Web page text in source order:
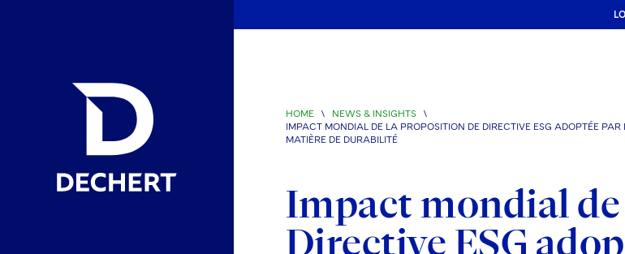
HOME \ NEWS & INSIGHTS
\
IMPACT MONDIAL DE LA PROPOSITION DE DIRECTIVE ESG ADOPTÉE
MATIÈRE DE DURABILITÉ
Impact mondial
Directive ESG